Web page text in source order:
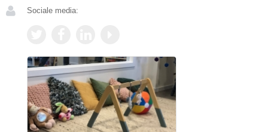
Sociale media: